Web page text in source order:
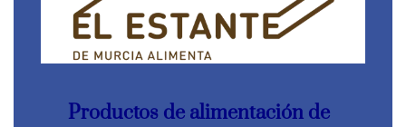
Productos de alimentación de